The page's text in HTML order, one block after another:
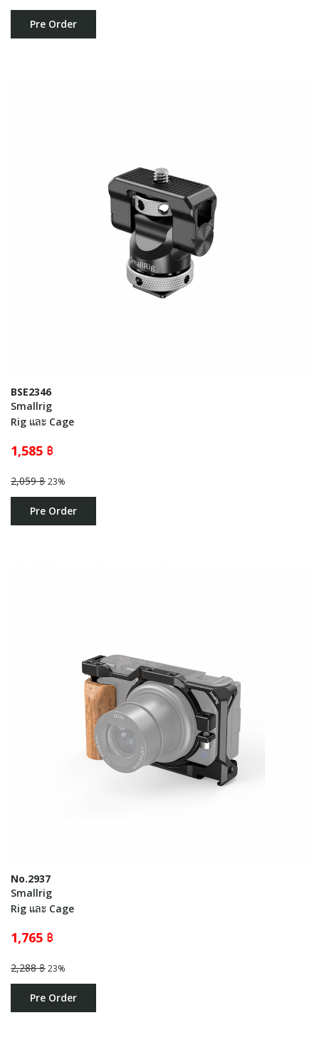
Pre Order
BSE2346
Smallrig
Rig และ Cage
1,585 ฿
2,059 ฿23%
Pre Order
No.2937
Smallrig
Rig และ Cage
1,765 ฿
2,288 ฿23%
Pre Order